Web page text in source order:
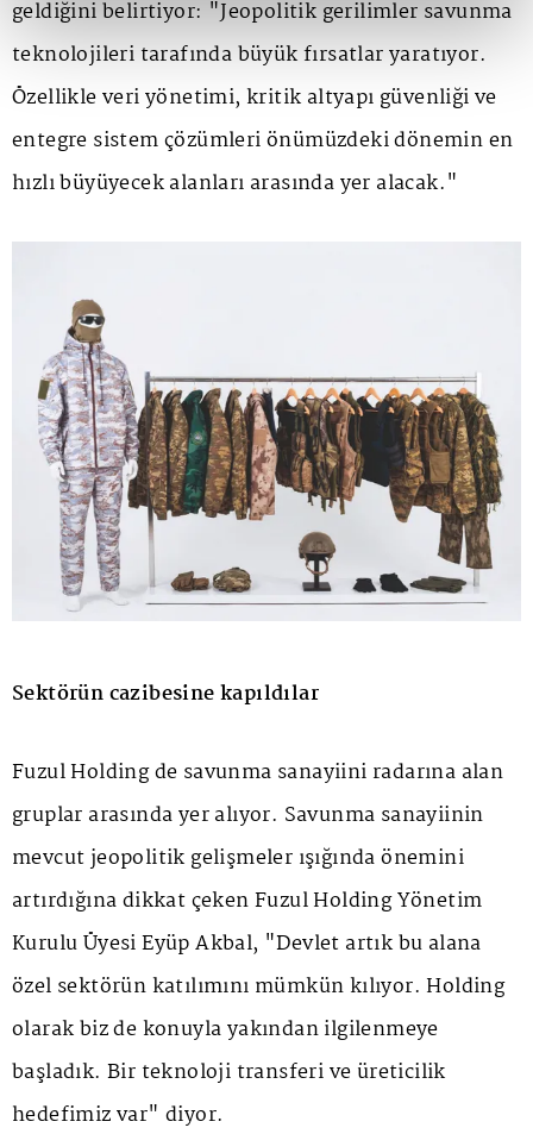
geldiğini belirtiyor: "Jeopolitik gerilimler savunma
teknolojileri tarafında büyük fırsatlar yaratıyor.
Özellikle veri yönetimi, kritik altyapı güvenliği ve
entegre sistem çözümleri önümüzdeki dönemin en
hızlı büyüyecek alanları arasında yer alacak."
Sektörün cazibesine kapıldılar
Fuzul Holding de savunma sanayiini radarına alan
gruplar arasında yer alıyor. Savunma sanayiinin
mevcut jeopolitik gelişmeler ışığında önemini
artırdığına dikkat çeken Fuzul Holding Yönetim
Kurulu Üyesi Eyüp Akbal, "Devlet artık bu alana
özel sektörün katılımını mümkün kılıyor. Holding
olarak biz de konuyla yakından ilgilenmeye
başladık. Bir teknoloji transferi ve üreticilik
hedefimiz var" diyor.